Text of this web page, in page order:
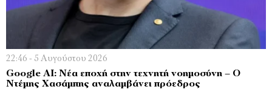
22:46 - 5 Αυγούστου 2026
Google AI: Νέα εποχή στην τεχνητή νοημοσύνη – Ο
Ντέμης Χασάμπης αναλαμβάνει πρόεδρος